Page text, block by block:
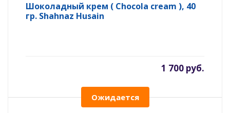
Шоколадный крем ( Chocola cream ), 40
гр. Shahnaz Husain
1 700 руб.
Ожидается